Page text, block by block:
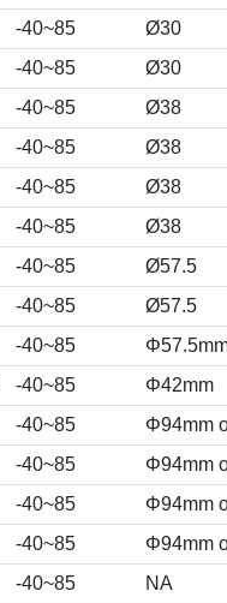
-40~85 Ø30
-40~85 Ø30
-40~85 Ø38
-40~85 Ø38
-40~85 Ø38
-40~85 Ø38
-40~85 Ø57.5
-40~85 Ø57.5
-40~85
-40~85 Φ42mm
-40~85 Φ94mm
-40~85 Φ94mm
-40~85 Φ94mm
-40~85 Φ94mm
-40~85 NA